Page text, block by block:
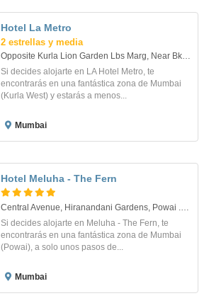
Hotel La Metro
2 estrellas y media
Opposite Kurla Lion Garden Lbs Marg, Near Bkc. Mumbai
Si decides alojarte en LA Hotel Metro, te
encontrarás en una fantástica zona de Mumbai
(Kurla West) y estarás a menos...
Mumbai
Hotel Meluha - The Fern
Central Avenue, Hiranandani Gardens, Powai . Mumbai
Si decides alojarte en Meluha - The Fern, te
encontrarás en una fantástica zona de Mumbai
(Powai), a solo unos pasos de...
Mumbai